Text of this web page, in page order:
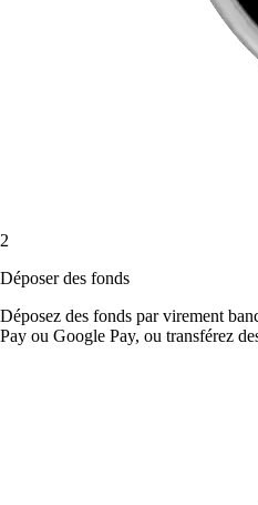
2
Déposer des fonds
Déposez des fonds par virement
Pay ou Google Pay, ou transférez